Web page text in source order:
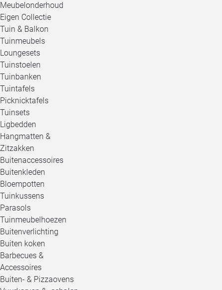
Meubelonderhoud
Eigen Collectie
Tuin & Balkon
Tuinmeubels
Loungesets
Tuinstoelen
Tuinbanken
Tuintafels
Picknicktafels
Tuinsets
Ligbedden
Hangmatten &
Zitzakken
Buitenaccessoires
Buitenkleden
Bloempotten
Tuinkussens
Parasols
Tuinmeubelhoezen
Buitenverlichting
Buiten koken
Barbecues &
Accessoires
Buiten- & Pizzaovens